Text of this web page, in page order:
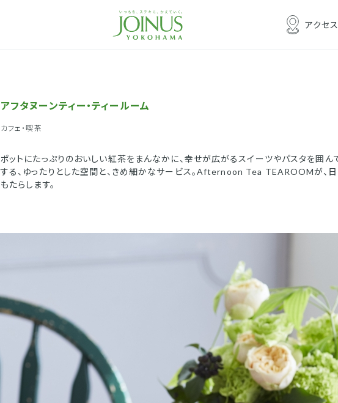
アクセス
アフタヌーンティー・ティールーム
カフェ・喫茶
ポットにたっぷりのおいしい紅茶をまんなかに、幸せが広がるスイーツやパスタを囲ん
する、ゆったりとした空間と、きめ細かなサービス。Afternoon Tea TEAROOMが、
もたらします。